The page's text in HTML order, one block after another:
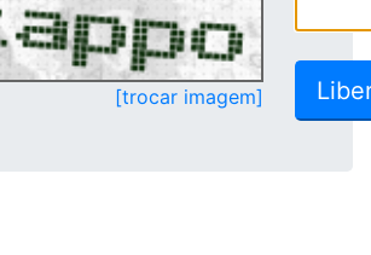
[trocar imagem]